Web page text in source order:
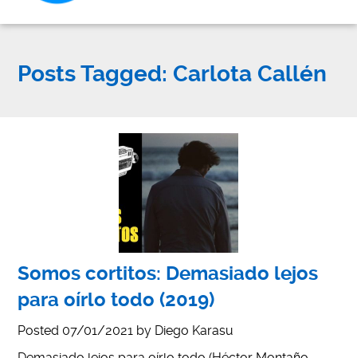
Posts Tagged: Carlota Callén
Somos cortitos: Demasiado lejos
para oírlo todo (2019)
Posted 07/01/2021 by Diego Karasu